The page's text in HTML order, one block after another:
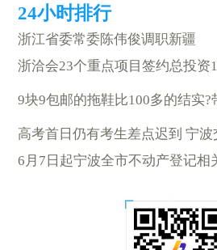
浙江省委常委陈伟俊调职新疆
浙洽会23个重点项目签约总投资
高考首日仍有考生差点迟到 宁波
6月7日起宁波全市不动产登记相